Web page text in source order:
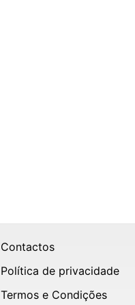
Contactos
Política de privacidade
Termos e Condições